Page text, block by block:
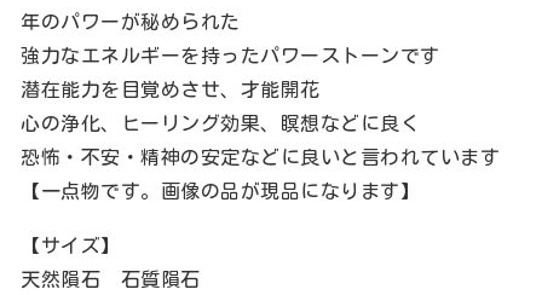
年のパワーが秘められた
強力なエネルギーを持ったパワーストーンです
潜在能力を目覚めさせ、才能開花
心の浄化、ヒーリング効果、瞑想などに良く
恐怖・不安・精神の安定などに良いと言われています
【一点物です。画像の品が現品になります】
【サイズ】
天然隕石 石質隕石